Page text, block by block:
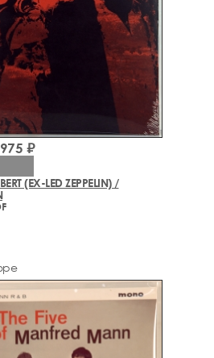
(EX-LED ZEPPELIN) /
₽